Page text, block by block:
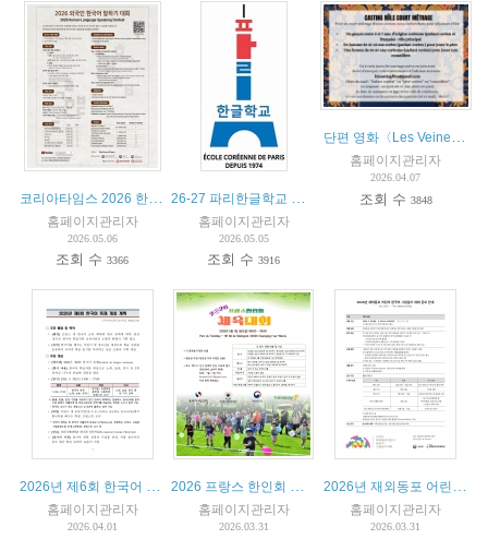
홈페이지관리자
2026.05.06
조회 수3366
홈페이지관리자
2026.05.05
조회 수3916
홈페이지관리자
2026.04.07
조회 수 3848
홈페이지관리자
2026.04.01
홈페이지관리자
2026.03.31
홈페이지관리자
2026.03.31